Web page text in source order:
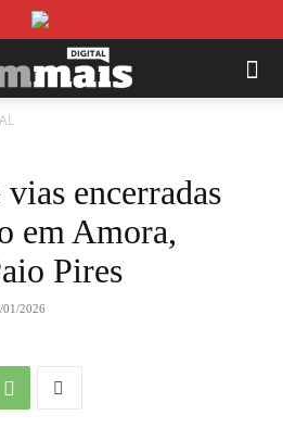
encerradas
em Amora,
Pires
01/2026